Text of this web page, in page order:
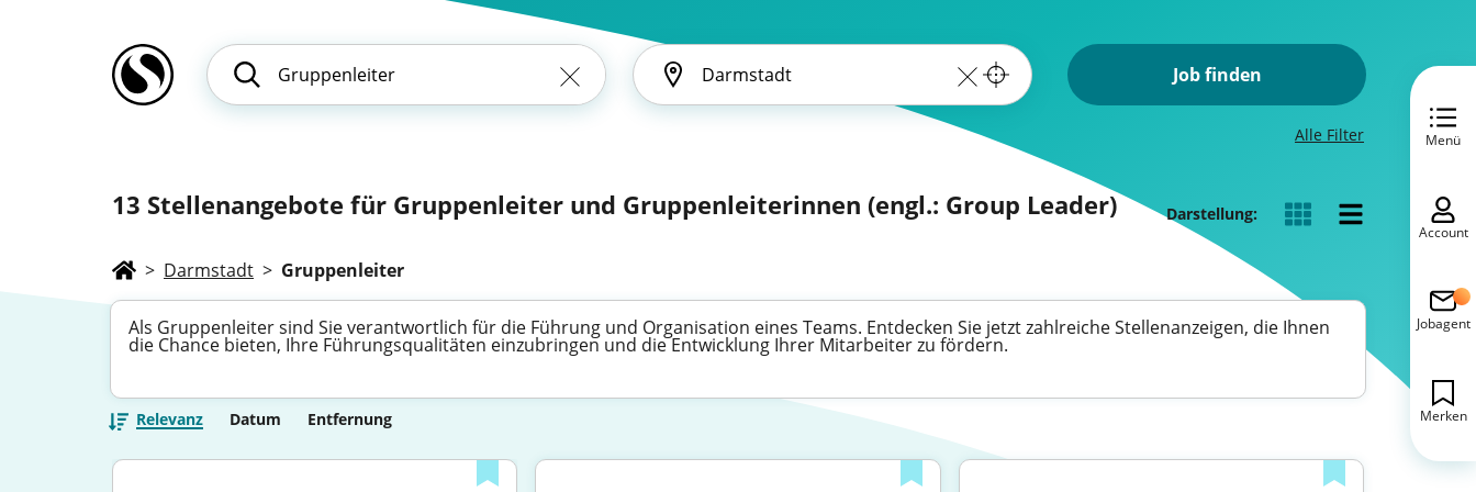
Job finden
Alle Filter
13 Stellenangebote für Gruppenleiter und Gruppenleiterinnen (engl.: Group Leader) Darstellung:
> Darmstadt > Gruppenleiter
Als Gruppenleiter sind Sie verantwortlich für die Führung und Organisation eines Teams. Entdecken Sie jetzt zahlreiche Stellenanzeigen, die Ihnen
die Chance bieten, Ihre Führungsqualitäten einzubringen und die Entwicklung Ihrer Mitarbeiter zu fördern.
Relevanz Datum Entfernung
Menü
Account
Jobagent
Merken